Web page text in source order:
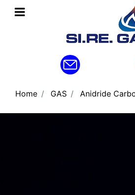
Open menu
Home GAS Anidride